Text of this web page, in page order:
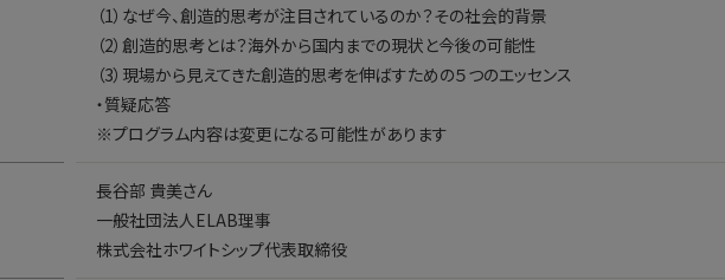
（1）なぜ今、創造的思考が注目されているのか？その社会的背景
（2）創造的思考とは？海外から国内までの現状と今後の可能性
（3）現場から見えてきた創造的思考を伸ばすための５つのエッセンス
・質疑応答
※プログラム内容は変更になる可能性があります
長谷部 貴美さん
一般社団法人ELAB理事
株式会社ホワイトシップ代表取締役